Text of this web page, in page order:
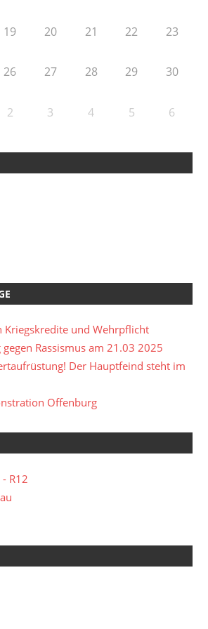
19 20 21 22 23
26 27 28 29 30
2 3 4 5 6
Kriegskredite und Wehrpflicht
Rassismus am 21.03 2025
Der Hauptfeind steht im
Offenburg
R12